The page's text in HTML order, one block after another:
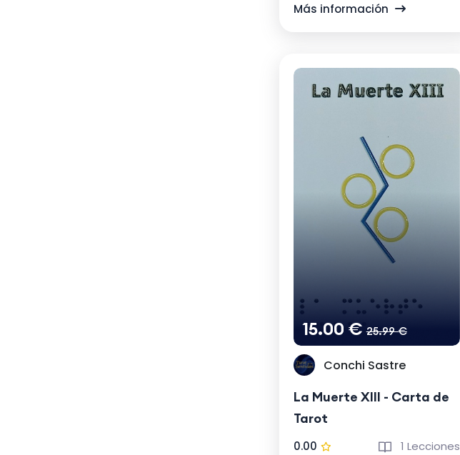
Más información
15.00 €25.99 €
Conchi Sastre
La Muerte XIII - Carta de
Tarot
0.00
1 Lecciones